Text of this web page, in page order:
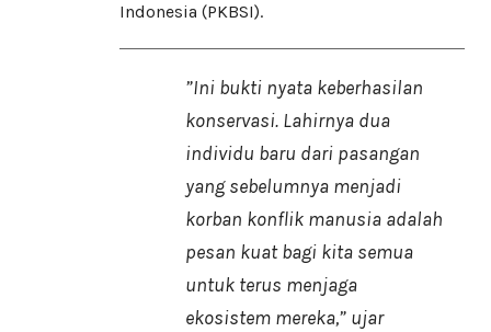
Indonesia (PKBSI).
​”Ini bukti nyata keberhasilan
konservasi. Lahirnya dua
individu baru dari pasangan
yang sebelumnya menjadi
korban konflik manusia adalah
pesan kuat bagi kita semua
untuk terus menjaga
ekosistem mereka,” ujar